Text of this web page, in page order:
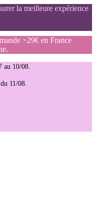
la meilleure expérience
>29€ en France
au 10/08.
11/08.